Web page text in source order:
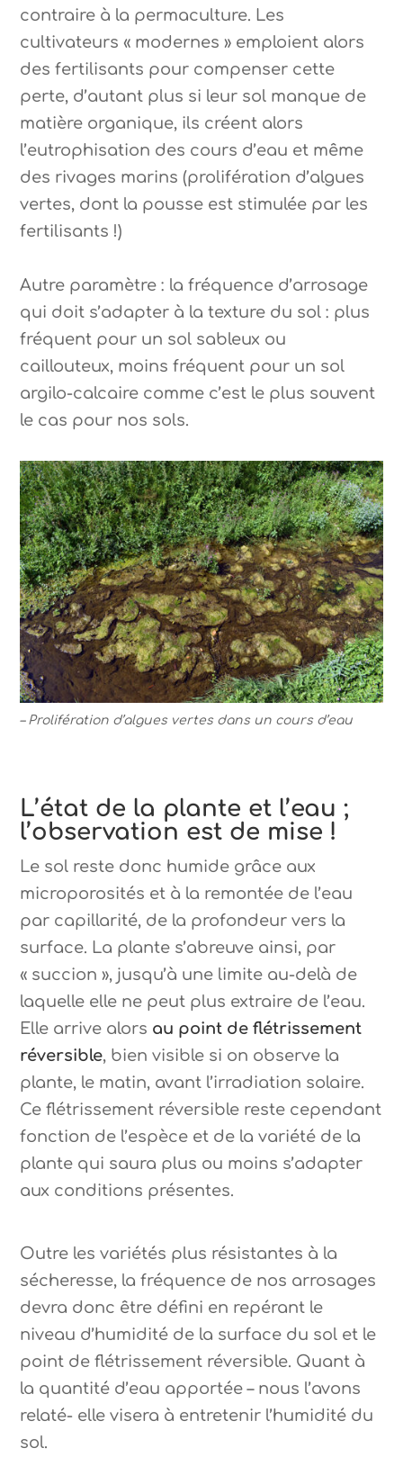
contraire à la permaculture. Les
cultivateurs « modernes » emploient alors
des fertilisants pour compenser cette
perte, d’autant plus si leur sol manque de
matière organique, ils créent alors
l’eutrophisation des cours d’eau et même
des rivages marins (prolifération d’algues
vertes, dont la pousse est stimulée par les
fertilisants !)
Autre paramètre : la fréquence d’arrosage
qui doit s’adapter à la texture du sol : plus
fréquent pour un sol sableux ou
caillouteux, moins fréquent pour un sol
argilo-calcaire comme c’est le plus souvent
le cas pour nos sols.
– Prolifération d’algues vertes dans un cours d’eau
L’état de la plante et l’eau ;
l’observation est de mise !
Le sol reste donc humide grâce aux
microporosités et à la remontée de l’eau
par capillarité, de la profondeur vers la
surface. La plante s’abreuve ainsi, par
« succion », jusqu’à une limite au-delà de
laquelle elle ne peut plus extraire de l’eau.
Elle arrive alors au point de flétrissement
réversible, bien visible si on observe la
plante, le matin, avant l’irradiation solaire.
Ce flétrissement réversible reste cependant
fonction de l’espèce et de la variété de la
plante qui saura plus ou moins s’adapter
aux conditions présentes.
Outre les variétés plus résistantes à la
sécheresse, la fréquence de nos arrosages
devra donc être défini en repérant le
niveau d’humidité de la surface du sol et le
point de flétrissement réversible. Quant à
la quantité d’eau apportée – nous l’avons
relaté- elle visera à entretenir l’humidité du
sol.